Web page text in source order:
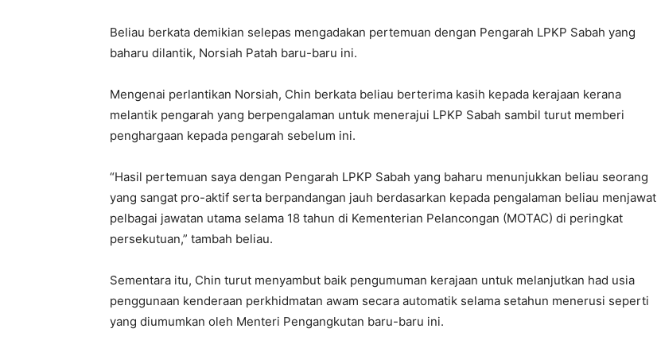
Beliau berkata demikian selepas mengadakan pertemuan dengan Pengarah LPKP Sabah yang
baharu dilantik, Norsiah Patah baru-baru ini.
Mengenai perlantikan Norsiah, Chin berkata beliau berterima kasih kepada kerajaan kerana
melantik pengarah yang berpengalaman untuk menerajui LPKP Sabah sambil turut memberi
penghargaan kepada pengarah sebelum ini.
“Hasil pertemuan saya dengan Pengarah LPKP Sabah yang baharu menunjukkan beliau seorang
yang sangat pro-aktif serta berpandangan jauh berdasarkan kepada pengalaman beliau menjawat
pelbagai jawatan utama selama 18 tahun di Kementerian Pelancongan (MOTAC) di peringkat
persekutuan,” tambah beliau.
Sementara itu, Chin turut menyambut baik pengumuman kerajaan untuk melanjutkan had usia
penggunaan kenderaan perkhidmatan awam secara automatik selama setahun menerusi seperti
yang diumumkan oleh Menteri Pengangkutan baru-baru ini.